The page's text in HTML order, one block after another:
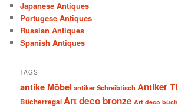
Japanese Antiques
Portugese Antiques
Russian Antiques
Spanish Antiques
TAGS
antike Möbel antiker Schreibtisch Antiker
BücherregalArt deco bronze Art deco